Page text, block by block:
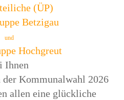
(ÜP)
Betzigau
und
Hochgreut
Ihnen
Kommunalwahl 2026
allen eine glückliche